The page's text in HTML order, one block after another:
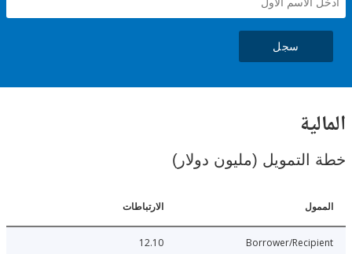
(مليون دولار)
الارتباطات
Borrower/